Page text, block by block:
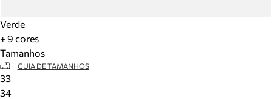
Verde
+ 9 cores
Tamanhos
GUIA DE TAMANHOS
33
34